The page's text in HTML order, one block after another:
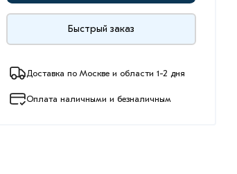
Быстрый заказ
Доставка по Москве и области 1-2 дня
Оплата наличными и безналичным